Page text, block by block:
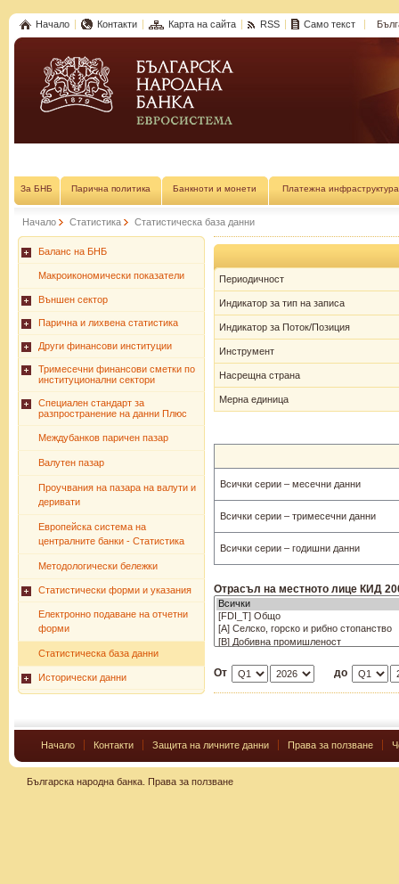
Начало Контакти Карта на сайта RSS Само текст
За БНБ Парична политика Банкноти и монети Платежна инфраструктура
Начало Статистика Статистическа база данни
Баланс на БНБ
Макроикономически показатели
Външен сектор
Парична и лихвена статистика
Други финансови институции
Тримесечни финансови сметки по
институционални сектори
Специален стандарт за
разпространение на данни Плюс
Междубанков паричен пазар
Валутен пазар
Проучвания на пазара на валути и
деривати
Европейска система на
централните банки - Статистика
Методологически бележки
Статистически форми и указания
Електронно подаване на отчетни
форми
Статистическа база данни
Исторически данни
Периодичност
Индикатор за тип на записа
Индикатор за Поток/Позиция
Инструмент
Насрещна страна
Мерна единица
Всички серии – месечни данни
Всички серии – тримесечни данни
Всички серии – годишни данни
Отрасъл на местното лице КИД
От до
Начало Контакти Защита на личните данни Права за ползване
Българска народна банка. Права за ползване